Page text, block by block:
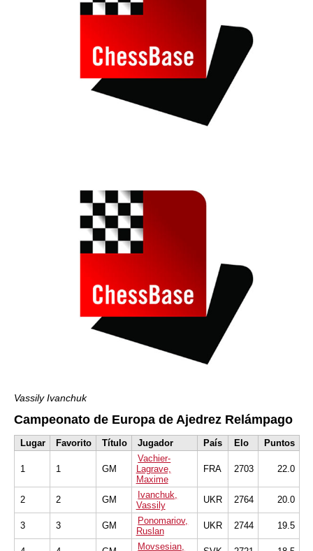
Vassily Ivanchuk
Campeonato de Europa de Ajedrez Relámpago
Lugar Favorito Título Jugador País Elo Puntos
1 1 GM
Vachier-
Lagrave,
Maxime
FRA 2703 22.0
2 2 GM
Ivanchuk,
Vassily
UKR 2764 20.0
3 3 GM
Ponomariov,
Ruslan
UKR 2744 19.5
Movsesian,